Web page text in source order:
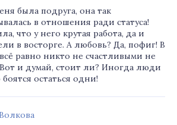
была подруга, она так
в отношения ради статуса!
что у него крутая работа, да и
в восторге. А любовь? Да, пофиг! В
равно никто не счастливыми не
и думай, стоит ли? Иногда люди
боятся остаться одни!